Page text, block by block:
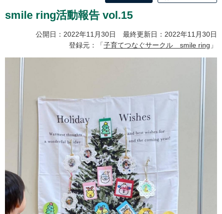
smile ring活動報告 vol.15
公開日：2022年11月30日 最終更新日：2022年11月30日
登録元：「子育てつなぐサークル smile ring 」